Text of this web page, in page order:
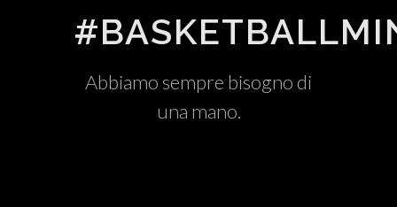
Abbiamo sempre bisogno di
una mano.